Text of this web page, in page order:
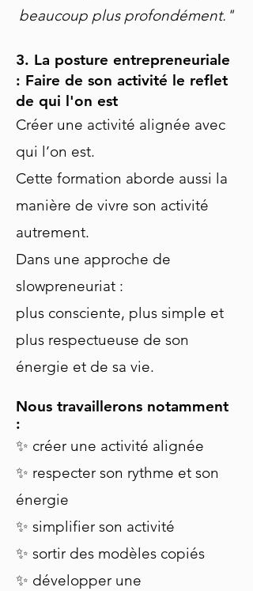
beaucoup plus profondément."
3. La posture entrepreneuriale
: Faire de son activité le reflet
de qui l'on est
Créer une activité alignée avec
qui l’on est.
Cette formation aborde aussi la
manière de vivre son activité
autrement.
Dans une approche de
slowpreneuriat :
plus consciente, plus simple et
plus respectueuse de son
énergie et de sa vie.
Nous travaillerons notamment
:
✨ créer une activité alignée
✨ respecter son rythme et son
énergie
✨ simplifier son activité
✨ sortir des modèles copiés
✨ développer une